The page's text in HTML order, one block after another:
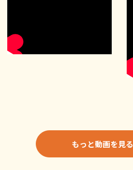
もっと動画を見る